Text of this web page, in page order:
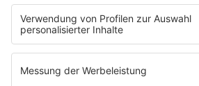
App
DAB+
Empfang